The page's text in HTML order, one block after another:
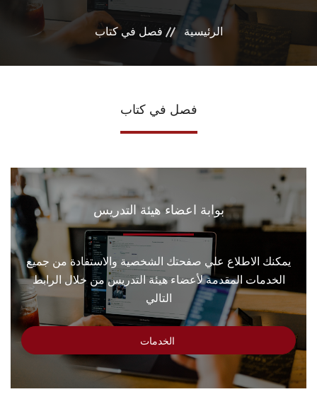
الرئيسية فصل في كتاب
فصل في كتاب
بوابة اعضاء هيئة التدريس
يمكنك الاطلاع علي صفحتك الشخصية والاستفادة من جميع
الخدمات المقدمة لأعضاء هيئة التدريس من خلال الرابط
التالي